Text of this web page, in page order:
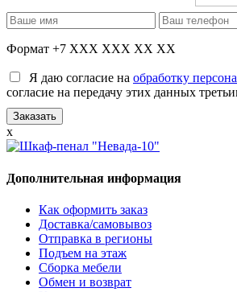
Формат +7 XXX XXX XX XX
Я даю согласие на обработку
согласие на передачу этих данных
x
Дополнительная информация
Как оформить заказ
Доставка/самовывоз
Отправка в регионы
Подъем на этаж
Сборка мебели
Обмен и возврат